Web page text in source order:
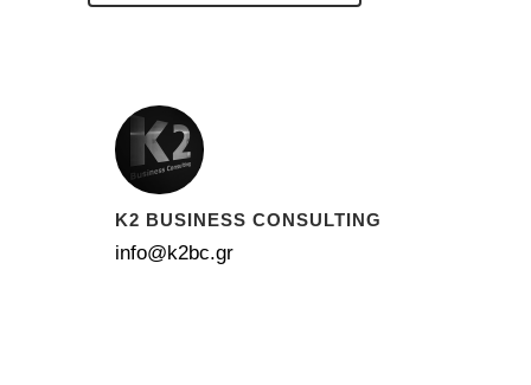
K2 BUSINESS CONSULTING
info@k2bc.gr